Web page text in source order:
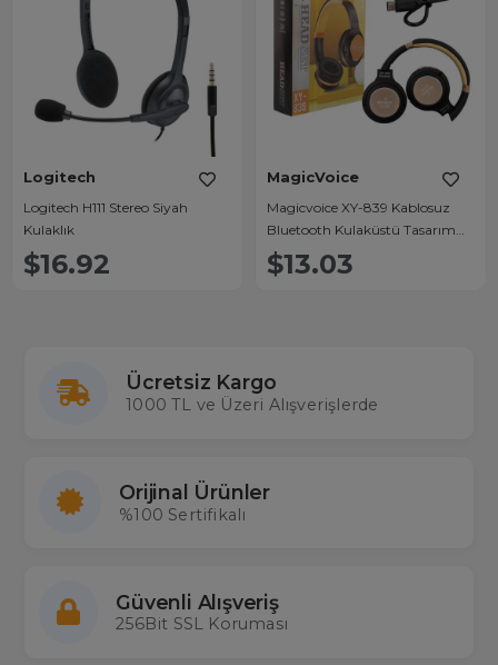
Logitech
Logitech H111 Stereo Siyah
Kulaklık
$16.92
MagicVoice
Magicvoice XY-839 Kablosuz
Bluetooth Kulaküstü Tasarım
Kulaklık
$13.03
Ücretsiz Kargo
1000 TL ve Üzeri Alışverişlerde
Orijinal Ürünler
%100 Sertifikalı
Güvenli Alışveriş
256Bit SSL Koruması